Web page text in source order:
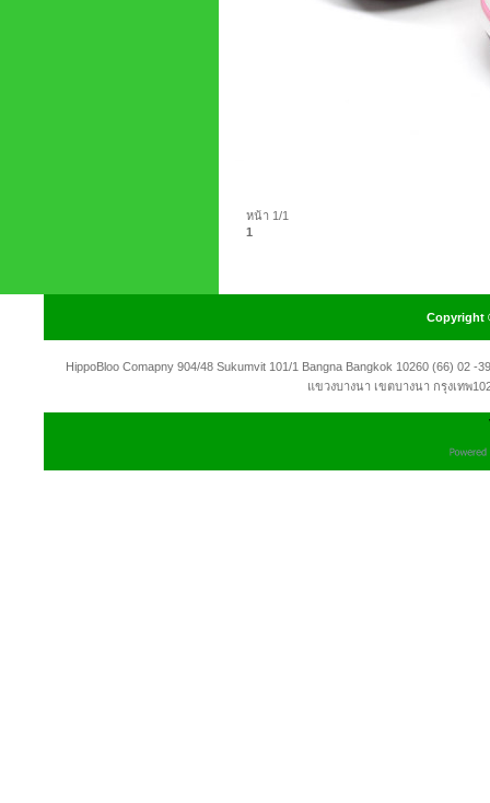
หน้า 1/1
1
Copyright
HippoBloo Comapny 904/48 Sukumvit 101/1 Bangna Bangkok 10260 (66)
แขวงบางนา เขตบางนา กรุงเทพ